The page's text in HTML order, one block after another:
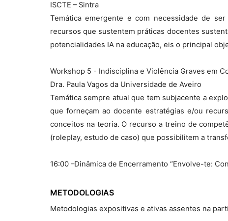
ISCTE – Sintra
Temática emergente e com necessidade de
recursos que sustentem práticas docentes
potencialidades IA na educação, eis o principal
Workshop 5 - Indisciplina e Violência Graves em
Dra. Paula Vagos da Universidade de Aveiro
Temática sempre atual que tem subjacente a
que forneçam ao docente estratégias e/ou
conceitos na teoria. O recurso a treino de
(roleplay, estudo de caso) que possibilitem a
16:00 –Dinâmica de Encerramento “Envolve-te:
METODOLOGIAS
Metodologias expositivas e ativas assentes na